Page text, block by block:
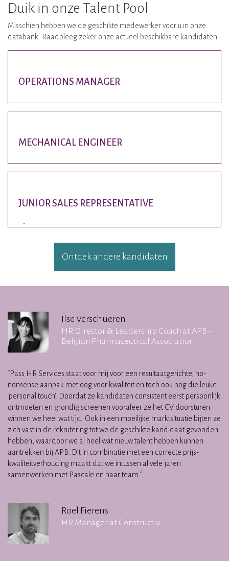
Duik in onze Talent Pool
Misschien hebben we de geschikte medewerker voor u in onze
databank. Raadpleeg zeker onze actueel beschikbare kandidaten.
OPERATIONS MANAGER
MECHANICAL ENGINEER
JUNIOR SALES REPRESENTATIVE
Ontdek andere kandidaten
Ilse Verschueren
HR Director & Leadership Coach at APB -
Belgian Pharmaceutical Association
“Pass HR Services staat voor mij voor een resultaatgerichte, no-
nonsense aanpak met oog voor kwaliteit en toch ook nog die leuke
‘personal touch’. Doordat ze kandidaten consistent eerst persoonlijk
ontmoeten en grondig screenen vooraleer ze het CV doorsturen
winnen we heel wat tijd. Ook in een moeilijke marktsituatie bijten ze
zich vast in de rekrutering tot we de geschikte kandidaat gevonden
hebben, waardoor we al heel wat nieuw talent hebben kunnen
aantrekken bij APB. Dit in combinatie met een correcte prijs-
kwaliteitverhouding maakt dat we intussen al vele jaren
samenwerken met Pascale en haar team.”
Roel Fierens
HR Manager at Constructiv